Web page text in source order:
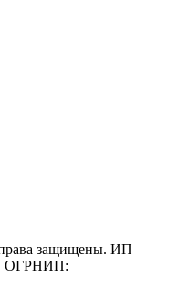
защищены. ИП
ОГРНИП: